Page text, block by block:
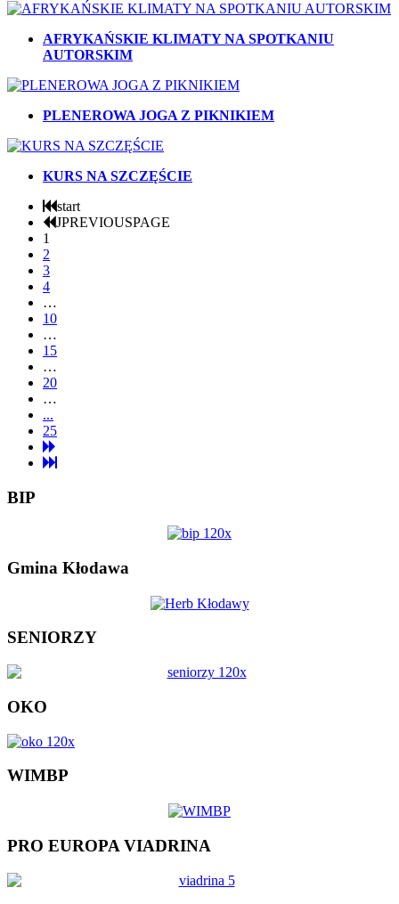
AFRYKAŃSKIE KLIMATY NA SPOTKANIU
AUTORSKIM
PLENEROWA JOGA Z PIKNIKIEM
KURS NA SZCZĘŚCIE
start
JPREVIOUSPAGE
1
2
3
4
…
10
…
15
…
20
…
...
25
BIP
Gmina Kłodawa
SENIORZY
OKO
WIMBP
PRO EUROPA VIADRINA